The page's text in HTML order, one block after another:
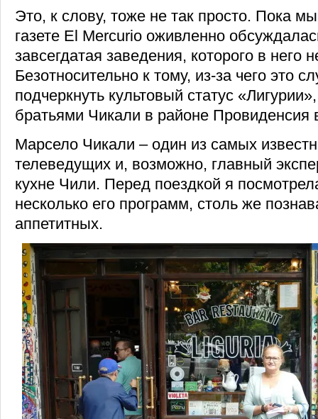
Это, к слову, тоже не так просто. Пока
газете El Mercurio оживленно
завсегдатая заведения, которого в него
Безотносительно к тому, из-за чего это
подчеркнуть культовый статус
братьями Чикали в районе Провиденсия
Марсело Чикали – один из самых
телеведущих и, возможно, главный
кухне Чили. Перед поездкой я
несколько его программ, столь же
аппетитных.